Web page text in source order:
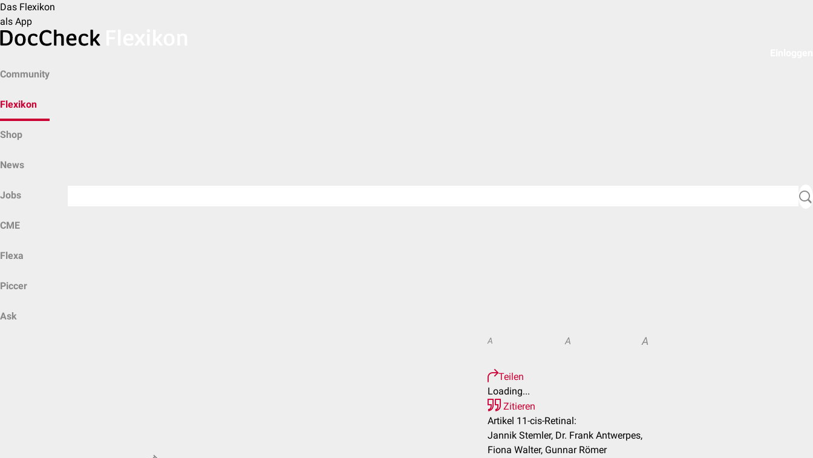
Das Flexikon
als App
Community
Flexikon
Shop
News
Jobs
CME
Flexa
Piccer
Ask
A A A
Teilen
Loading...
Zitieren
Artikel 11-cis-Retinal:
Jannik Stemler, Dr. Frank Antwerpes,
Fiona Walter, Gunnar Römer